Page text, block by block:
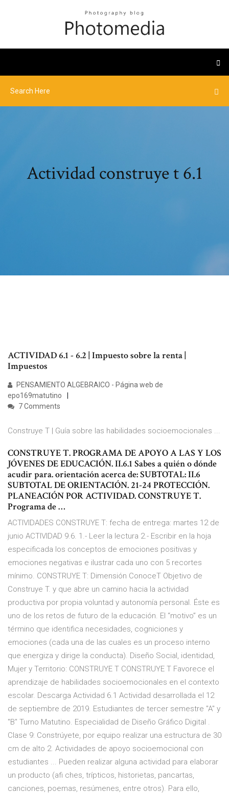
Actividad construye t 6.1
ACTIVIDAD 6.1 - 6.2 | Impuesto sobre la renta |
Impuestos
PENSAMIENTO ALGEBRAICO - Página web de
epo169matutino
7 Comments
Construye T | Guía sobre las habilidades socioemocionales ...
CONSTRUYE T. PROGRAMA DE APOYO A LAS Y LOS
JÓVENES DE EDUCACIÓN. II.6.1 Sabes a quién o dónde
acudir para. orientación acerca de: SUBTOTAL: II.6
SUBTOTAL DE ORIENTACIÓN. 21-24 PROTECCIÓN.
PLANEACIÓN POR ACTIVIDAD. CONSTRUYE T.
Programa de …
ACTIVIDADES CONSTRUYE T: fecha de entrega: martes 12 de
junio ACTIVIDAD 9.6. 1.- Leer la lectura 2.- Escribir en la hoja
especificada los conceptos de emociones positivas y
emociones negativas e ilustrar cada uno con 5 recortes
mínimo. CONSTRUYE T: Dimensión ConoceT Objetivo de
Construye T. y que abre un camino hacia la actividad
productiva por propia voluntad y autonomía personal. Éste es
uno de los retos de futuro de la educación. El “motivo” es un
término que identifica necesidades, cogniciones y
emociones (cada una de las cuales es un proceso interno
que energiza y dirige la conducta). Diseño Social, identidad,
Mujer y Territorio: CONSTRUYE T CONSTRUYE T Favorece el
aprendizaje de habilidades socioemocionales en el contexto
escolar. Descarga Actividad 6.1 Actividad desarrollada el 12
de septiembre de 2019. Estudiantes de tercer semestre "A" y
"B" Turno Matutino. Especialidad de Diseño Gráfico Digital .
Clase 9: Constrúyete, por equipo realizar una estructura de 30
cm de alto 2. Actividades de apoyo socioemocional con
estudiantes ... Pueden realizar alguna actividad para elaborar
un producto (afi ches, trípticos, historietas, pancartas,
canciones, poemas, resúmenes, entre otros). Para ello,